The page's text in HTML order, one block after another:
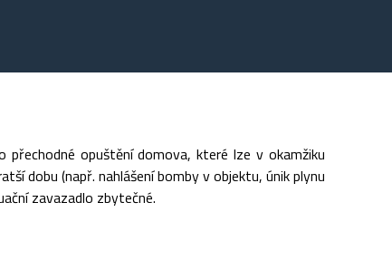
opuštění domova, které lze v okamžiku
dobu (např. nahlášení bomby v objektu, únik plynu
zavazadlo zbytečné.